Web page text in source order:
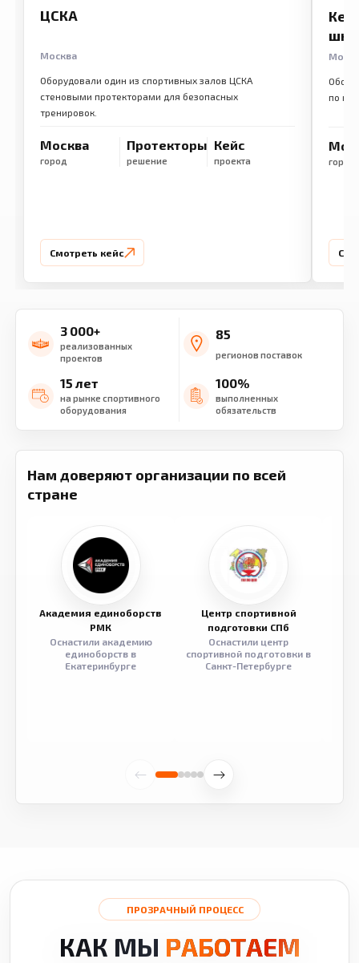
ЦСКА
Москва
Оборудовали один из спортивных залов ЦСКА
стеновыми протекторами для безопасных
тренировок.
Москва
город
Протекторы
решение
Кейс
проекта
Смотреть кейс
по
город
3 000+
реализованных
проектов
85
регионов поставок
15 лет
на рынке спортивного
оборудования
100%
выполненных
обязательств
Нам доверяют организации по всей
стране
Академия единоборств
РМК
Оснастили академию
единоборств в
Екатеринбурге
Центр спортивной
подготовки СПб
Оснастили центр
спортивной подготовки в
Санкт-Петербурге
ПРОЗРАЧНЫЙ ПРОЦЕСС
КАК МЫ РАБОТАЕМ